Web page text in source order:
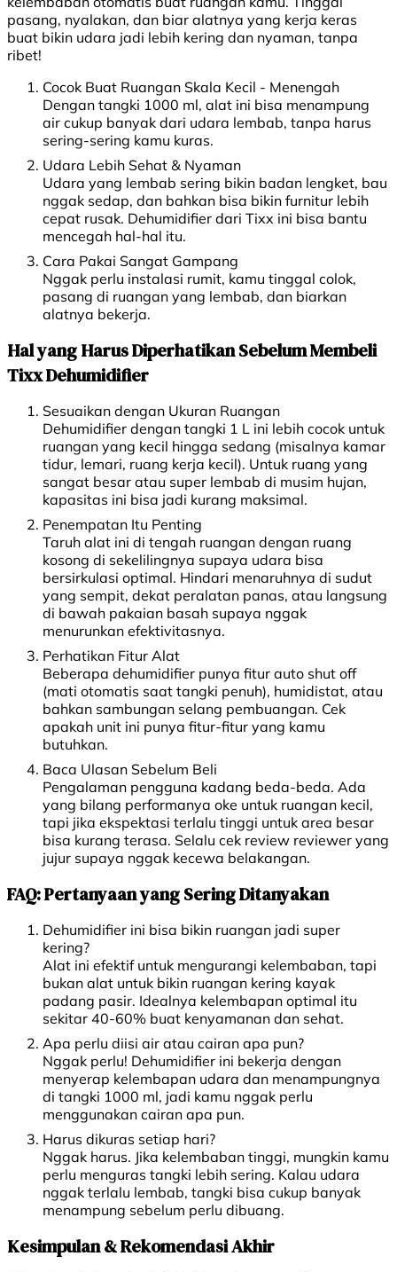
pasang, nyalakan, dan biar alatnya yang kerja keras
buat bikin udara jadi lebih kering dan nyaman, tanpa
ribet!
Cocok Buat Ruangan Skala Kecil - Menengah
Dengan tangki 1000 ml, alat ini bisa menampung
air cukup banyak dari udara lembab, tanpa harus
sering-sering kamu kuras.
Udara Lebih Sehat & Nyaman
Udara yang lembab sering bikin badan lengket, bau
nggak sedap, dan bahkan bisa bikin furnitur lebih
cepat rusak. Dehumidifier dari Tixx ini bisa bantu
mencegah hal-hal itu.
Cara Pakai Sangat Gampang
Nggak perlu instalasi rumit, kamu tinggal colok,
pasang di ruangan yang lembab, dan biarkan
alatnya bekerja.
Hal yang Harus Diperhatikan Sebelum Membeli
Tixx Dehumidifier
Sesuaikan dengan Ukuran Ruangan
Dehumidifier dengan tangki 1 L ini lebih cocok untuk
ruangan yang kecil hingga sedang (misalnya kamar
tidur, lemari, ruang kerja kecil). Untuk ruang yang
sangat besar atau super lembab di musim hujan,
kapasitas ini bisa jadi kurang maksimal.
Penempatan Itu Penting
Taruh alat ini di tengah ruangan dengan ruang
kosong di sekelilingnya supaya udara bisa
bersirkulasi optimal. Hindari menaruhnya di sudut
yang sempit, dekat peralatan panas, atau langsung
di bawah pakaian basah supaya nggak
menurunkan efektivitasnya.
Perhatikan Fitur Alat
Beberapa dehumidifier punya fitur auto shut off
(mati otomatis saat tangki penuh), humidistat, atau
bahkan sambungan selang pembuangan. Cek
apakah unit ini punya fitur-fitur yang kamu
butuhkan.
Baca Ulasan Sebelum Beli
Pengalaman pengguna kadang beda-beda. Ada
yang bilang performanya oke untuk ruangan kecil,
tapi jika ekspektasi terlalu tinggi untuk area besar
bisa kurang terasa. Selalu cek review reviewer yang
jujur supaya nggak kecewa belakangan.
FAQ: Pertanyaan yang Sering Ditanyakan
Dehumidifier ini bisa bikin ruangan jadi super
kering?
Alat ini efektif untuk mengurangi kelembaban, tapi
bukan alat untuk bikin ruangan kering kayak
padang pasir. Idealnya kelembapan optimal itu
sekitar 40-60% buat kenyamanan dan sehat.
Apa perlu diisi air atau cairan apa pun?
Nggak perlu! Dehumidifier ini bekerja dengan
menyerap kelembapan udara dan menampungnya
di tangki 1000 ml, jadi kamu nggak perlu
menggunakan cairan apa pun.
Harus dikuras setiap hari?
Nggak harus. Jika kelembaban tinggi, mungkin kamu
perlu menguras tangki lebih sering. Kalau udara
nggak terlalu lembab, tangki bisa cukup banyak
menampung sebelum perlu dibuang.
Kesimpulan & Rekomendasi Akhir